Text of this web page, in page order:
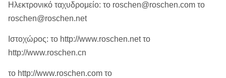
Ηλεκτρονικό ταχυδρομείο: το roschen@roschen.com το
roschen@roschen.net
Ιστοχώρος: το http://www.roschen.net το
http://www.roschen.cn
το http://www.roschen.com το